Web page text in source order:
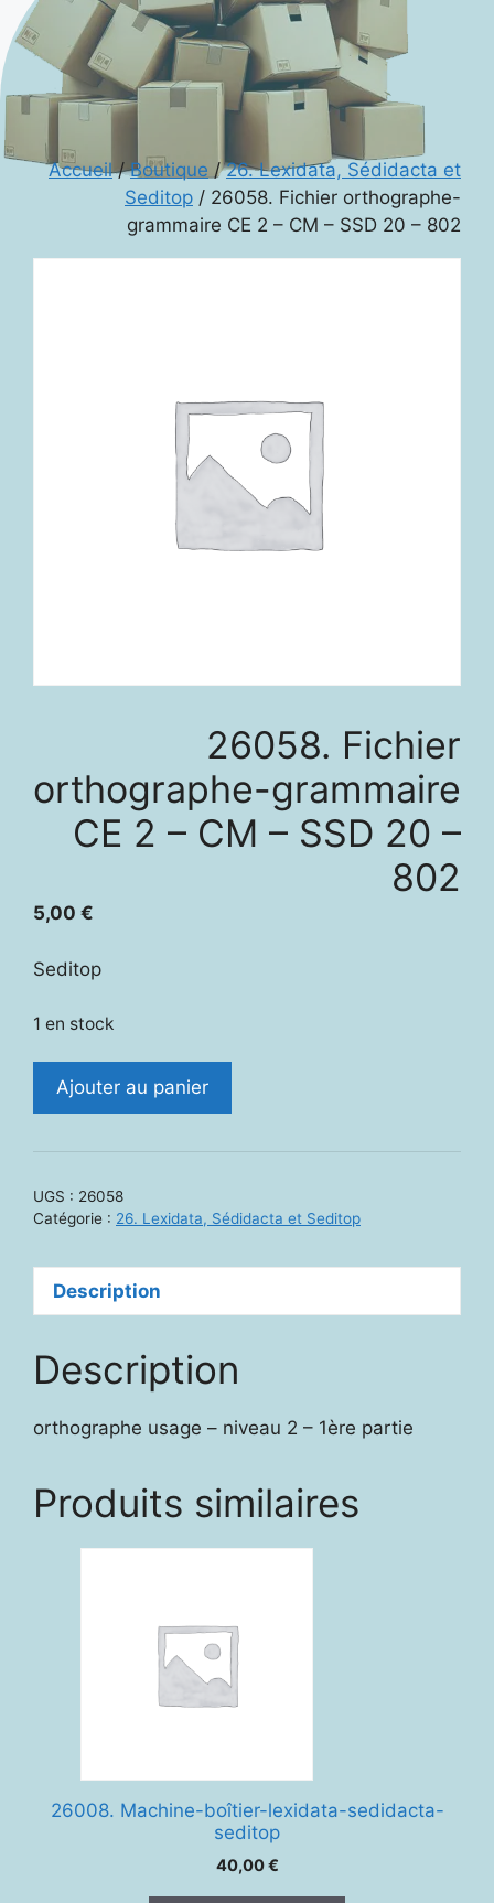
Accueil/Boutique /26. Lexidata, Sédidacta et
Seditop / 26058. Fichier orthographe-
grammaire CE 2 – CM – SSD 20 – 802
26058. Fichier
orthographe-grammaire
CE 2 – CM – SSD 20 –
802
5,00 €
Seditop
1 en stock
quantité
grammaire
2
CM
-
SSD
-
Ajouter au panier
UGS : 26058
Catégorie : 26. Lexidata, Sédidacta et Seditop
Description
Description
orthographe usage – niveau 2 – 1ère partie
Produits similaires
26008. Machine-boîtier-lexidata-sedidacta-
seditop
40,00€